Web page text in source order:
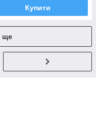
Купити
ще